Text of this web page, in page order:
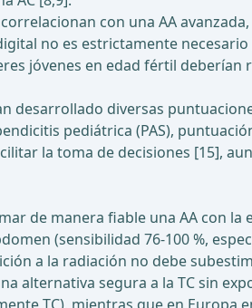
con una AA
no es estrictamente necesario
jóvenes en edad fértil deberían
desarrollado diversas
pediátrica (PAS),
la toma de decisiones [15],
de manera fiable una AA con
(sensibilidad 76-100 %,
a la radiación no debe
alternativa segura a la TC sin